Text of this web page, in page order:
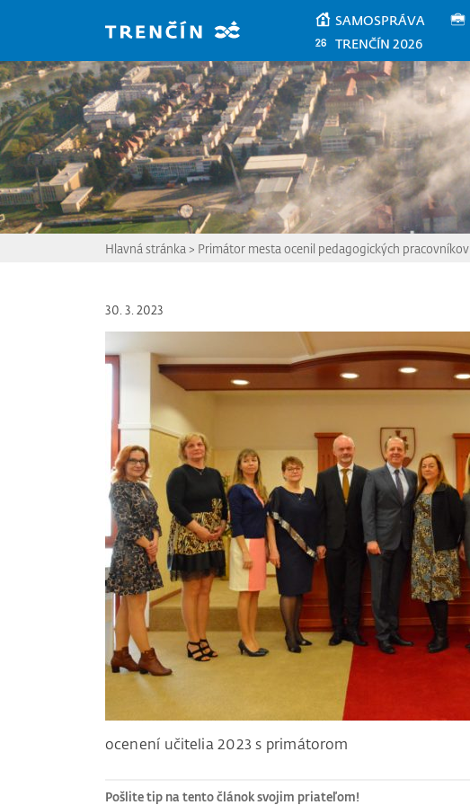
SAMOSPRÁVA
TRENČÍN 2026
Hlavná stránka > Primátor mesta ocenil pedagogických pracovníkov
30. 3. 2023
ocenení učitelia 2023 s primátorom
Pošlite tip na tento článok svojim priateľom!